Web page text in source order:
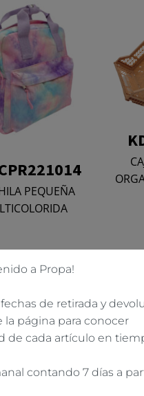
a Propa!
de retirada y
la página para conocer
de cada artículo en
contando 7 días a
PEQUEÑA